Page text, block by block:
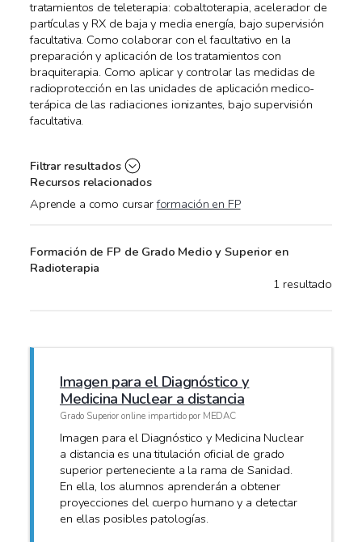
tratamientos de teleterapia: cobaltoterapia, acelerador de
partículas y RX de baja y media energía, bajo supervisión
facultativa. Como colaborar con el facultativo en la
preparación y aplicación de los tratamientos con
braquiterapia. Como aplicar y controlar las medidas de
radioprotección en las unidades de aplicación medico-
terápica de las radiaciones ionizantes, bajo supervisión
facultativa.
Filtrar resultados
Recursos relacionados
Aprende a como cursarformación en FP
Formación de FP de Grado Medio y Superior en
Radioterapia
1 resultado
Imagen para el Diagnóstico y
Medicina Nuclear a distancia
Grado Superior online impartido por MEDAC
Imagen para el Diagnóstico y Medicina Nuclear
a distancia es una titulación oficial de grado
superior perteneciente a la rama de Sanidad.
En ella, los alumnos aprenderán a obtener
proyecciones del cuerpo humano y a detectar
en ellas posibles patologías.